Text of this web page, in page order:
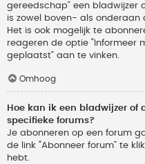
gereedschap” een bladwijzer
is zowel boven- als onderaan
Het is ook mogelijk te
reageren de optie “Informeer
geplaatst” aan te vinken.
Omhoog
Hoe kan ik een bladwijzer of
specifieke forums?
Je abonneren op een forum
de link “Abonneer forum” te
hebt.